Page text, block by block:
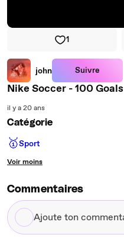
1
john Suivre
Nike Soccer - 100 Goals
il y a 20 ans
Catégorie
🥇Sport
Voir moins
Commentaires
Ajoute
ton